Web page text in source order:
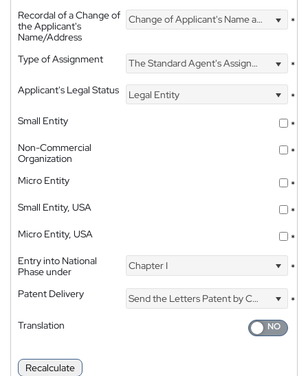
Recordal of a Change of
the Applicant's
Name/Address
Change of Applicant's Name and Address *
Type of Assignment The Standard Agent's Assignment
*
Applicant's Legal Status
Legal Entity
*
Small Entity
*
Non-Commercial
Organization
*
Micro Entity
*
Small Entity, USA
*
Micro Entity, USA
*
Entry into National
Phase under
Chapter I *
Patent Delivery Send the Letters Patent by Courier
*
Translation
Recalculate